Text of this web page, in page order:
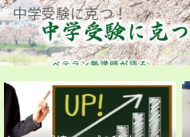
中学受験に克つ！